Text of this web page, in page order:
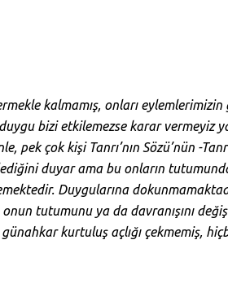
kalmamış, onları
bizi etkilemezse karar vermeyiz
pek çok kişi Tanrı’nın Sözü’nün -
duyar ama bu onların
Duygularına
tutumunu ya da davranışını
kurtuluş açlığı çekmemiş,